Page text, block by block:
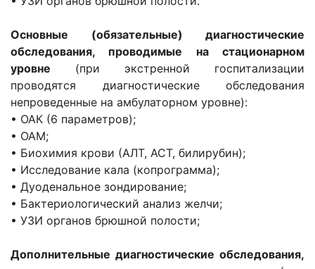
Основные (обязательные) диагностические
обследования, проводимые на стационарном
уровне (при экстренной госпитализации
проводятся диагностические обследования
непроведенные на амбулаторном уровне):
• ОАК (6 параметров);
• ОАМ;
• Биохимия крови (АЛТ, АСТ, билирубин);
• Исследование кала (копрограмма);
• Дуоденальное зондирование;
• Бактериологический анализ желчи;
• УЗИ органов брюшной полости;
Дополнительные диагностические обследования,